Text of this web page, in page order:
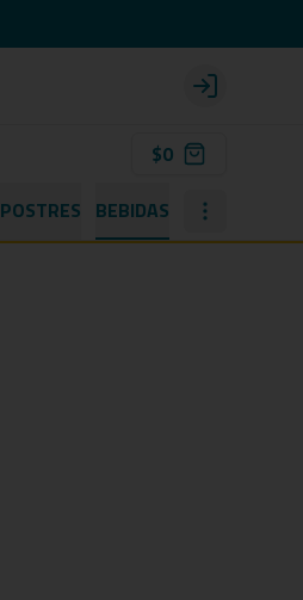
Login
$0
POSTRES BEBIDAS